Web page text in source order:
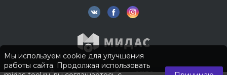
Мы используем cookie для улучшения
работы сайта. Продолжая использовать